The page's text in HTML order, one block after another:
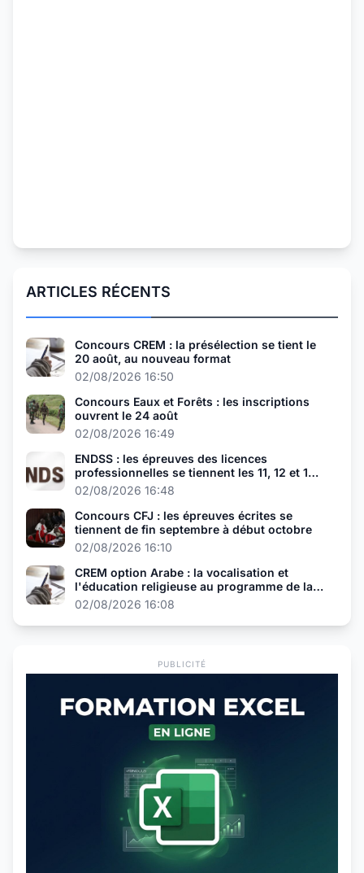
ARTICLES RÉCENTS
Concours CREM : la présélection se tient le
20 août, au nouveau format
02/08/2026 16:50
Concours Eaux et Forêts : les inscriptions
ouvrent le 24 août
02/08/2026 16:49
ENDSS : les épreuves des licences
professionnelles se tiennent les 11, 12 et 13
août
02/08/2026 16:48
Concours CFJ : les épreuves écrites se
tiennent de fin septembre à début octobre
02/08/2026 16:10
CREM option Arabe : la vocalisation et
l'éducation religieuse au programme de la
présélection
02/08/2026 16:08
PUBLICITÉ